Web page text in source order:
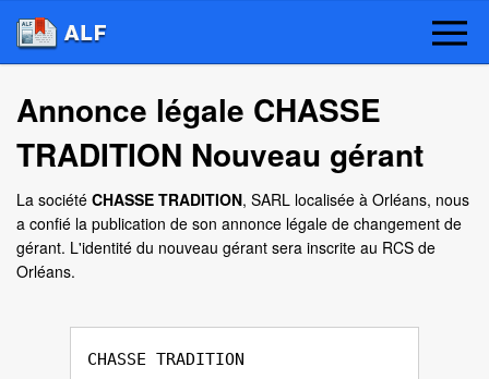
Annonce légale CHASSE
TRADITION Nouveau gérant
La société CHASSE TRADITION, SARL localisée à Orléans, nous
a confié la publication de son annonce légale de changement de
gérant. L'identité du nouveau gérant sera inscrite au RCS de
Orléans.
CHASSE TRADITION